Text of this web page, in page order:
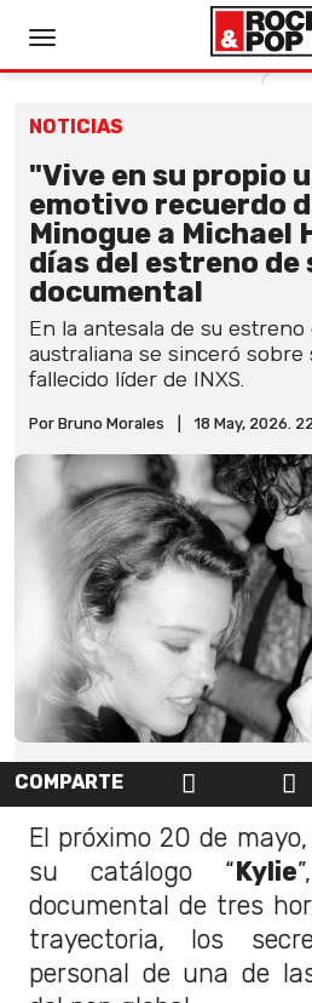
NOTICIAS
"Vive en su propio
emotivo recuerdo
Minogue a Michael
días del estreno de
documental
En la antesala de su
australiana se sinceró sobre
fallecido líder de INXS.
Por Bruno Morales 18 May, 2026.
COMPARTE
El próximo 20 de
su catálogo “Kylie
documental de tres
trayectoria, los
personal de una de